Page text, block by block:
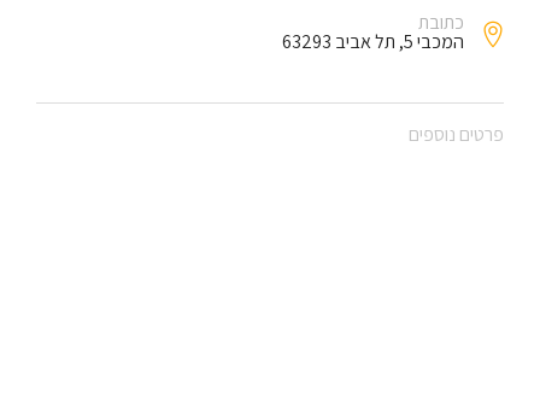
כתובת
המכבי 5, תל אביב 63293
פרטים נוספים